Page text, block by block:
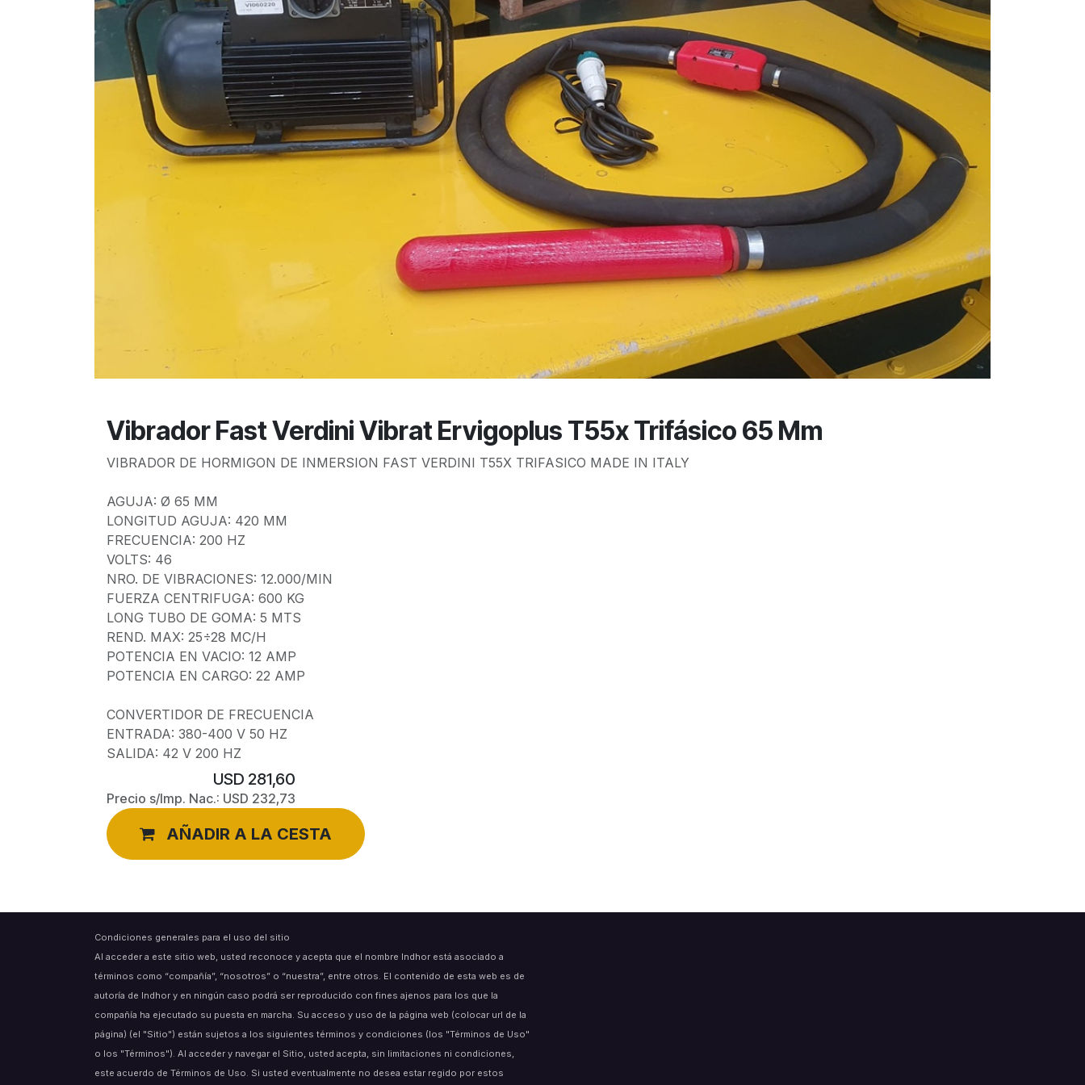
Vibrador Fast Verdini Vibrat Ervigoplus T55x Trifásico 65 Mm
VIBRADOR DE HORMIGON DE INMERSION FAST VERDINI T55X TRIFASICO MADE IN ITALY
AGUJA: Ø 65 MM
LONGITUD AGUJA: 420 MM
FRECUENCIA: 200 HZ
VOLTS: 46
NRO. DE VIBRACIONES: 12.000/MIN
FUERZA CENTRIFUGA: 600 KG
LONG TUBO DE GOMA: 5 MTS
REND. MAX: 25÷28 MC/H
POTENCIA EN VACIO: 12 AMP
POTENCIA EN CARGO: 22 AMP
CONVERTIDOR DE FRECUENCIA
ENTRADA: 380-400 V 50 HZ
SALIDA: 42 V 200 HZ
USD 281,60
Precio s/Imp. Nac.: USD 232,73
AÑADIR A LA CESTA
Condiciones generales para el uso del sitio
Al acceder a este sitio web, usted reconoce y acepta que el nombre Indhor está asociado a
términos como “compañía”, “nosotros” o “nuestra”, entre otros. El contenido de esta web es de
autoría de Indhor y en ningún caso podrá ser reproducido con fines ajenos para los que la
compañía ha ejecutado su puesta en marcha. Su acceso y uso de la página web (colocar url de la
página) (el "Sitio") están sujetos a los siguientes términos y condiciones (los "Términos de Uso"
o los "Términos"). Al acceder y navegar el Sitio, usted acepta, sin limitaciones ni condiciones,
este acuerdo de Términos de Uso. Si usted eventualmente no desea estar regido por estos